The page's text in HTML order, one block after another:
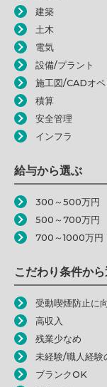
建築
土木
電気
設備/プラント
施工図/CADオペ
積算
安全管理
インフラ
給与から選ぶ
300～500万円
500～700万円
700～1000万円
こだわり条件か
受動喫煙防止に
高収入
残業少なめ
未経験/職人経験
ブランクOK